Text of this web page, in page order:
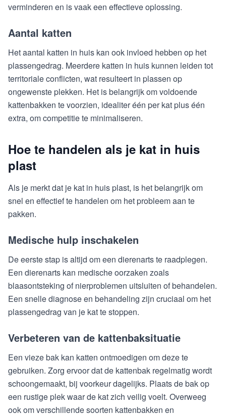
verminderen en is vaak een effectieve oplossing.
Aantal katten
Het aantal katten in huis kan ook invloed hebben op het
plassengedrag. Meerdere katten in huis kunnen leiden tot
territoriale conflicten, wat resulteert in plassen op
ongewenste plekken. Het is belangrijk om voldoende
kattenbakken te voorzien, idealiter één per kat plus één
extra, om competitie te minimaliseren.
Hoe te handelen als je kat in huis
plast
Als je merkt dat je kat in huis plast, is het belangrijk om
snel en effectief te handelen om het probleem aan te
pakken.
Medische hulp inschakelen
De eerste stap is altijd om een dierenarts te raadplegen.
Een dierenarts kan medische oorzaken zoals
blaasontsteking of nierproblemen uitsluiten of behandelen.
Een snelle diagnose en behandeling zijn cruciaal om het
plassengedrag van je kat te stoppen.
Verbeteren van de kattenbaksituatie
Een vieze bak kan katten ontmoedigen om deze te
gebruiken. Zorg ervoor dat de kattenbak regelmatig wordt
schoongemaakt, bij voorkeur dagelijks. Plaats de bak op
een rustige plek waar de kat zich veilig voelt. Overweeg
ook om verschillende soorten kattenbakken en